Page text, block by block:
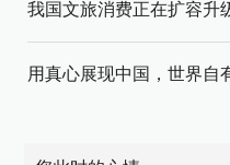
我国文旅消费正在扩容升
用真心展现中国，世界自